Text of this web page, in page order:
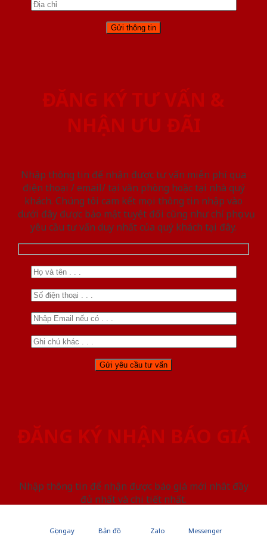
Gọi ngay Bản đồ Zalo Messenger
ĐĂNG KÝ TƯ VẤN &
NHẬN ƯU ĐÃI
Nhập thông tin để nhận được tư vấn miễn phí qua
điện thoại / email/ tại văn phòng hoặc tại nhà quý
khách. Chúng tôi cam kết mọi thông tin nhập vào
dưới đây được bảo mật tuyệt đối cũng như chỉ phục vụ
yêu cầu tư vấn duy nhất của quý khách tại đây.
ĐĂNG KÝ NHẬN BÁO GIÁ
Nhập thông tin để nhận được báo giá mới nhât đầy
đủ nhất và chi tiết nhất.